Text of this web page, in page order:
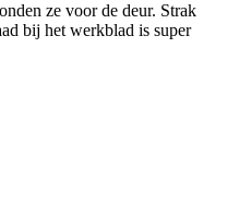
ze voor de deur. Strak
bij het werkblad is super